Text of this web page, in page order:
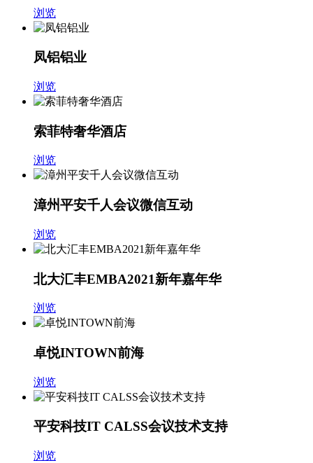
浏览
凤铝铝业
浏览
索菲特奢华酒店
浏览
漳州平安千人会议微信互动
浏览
北大汇丰EMBA2021新年嘉年华
浏览
卓悦INTOWN前海
浏览
平安科技IT CALSS会议技术支持
浏览